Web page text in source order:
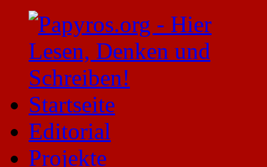
Startseite
Editorial
Projekte